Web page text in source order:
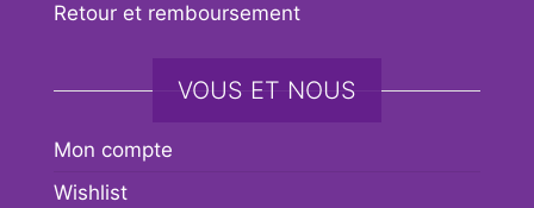
Retour et remboursement
VOUS ET NOUS
Mon compte
Wishlist